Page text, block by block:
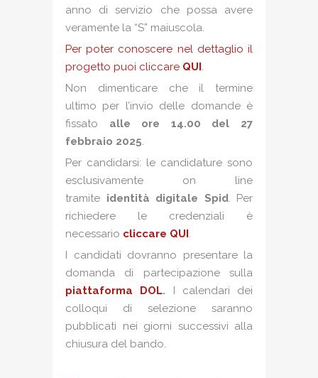
anno di servizio che possa avere
veramente la “S” maiuscola.
Per poter conoscere nel dettaglio il
progetto puoi cliccare QUI .
Non dimenticare che il termine
ultimo per l’invio delle domande è
fissato alle ore 14.00 del 27
febbraio 2025.
Per candidarsi: le candidature sono
esclusivamente on line
tramite identità digitale Spid. Per
richiedere le credenziali è
necessario cliccare QUI .
I candidati dovranno presentare la
domanda di partecipazione sulla
piattaforma DOL.
I calendari dei
colloqui di selezione saranno
pubblicati nei giorni successivi alla
chiusura del bando.